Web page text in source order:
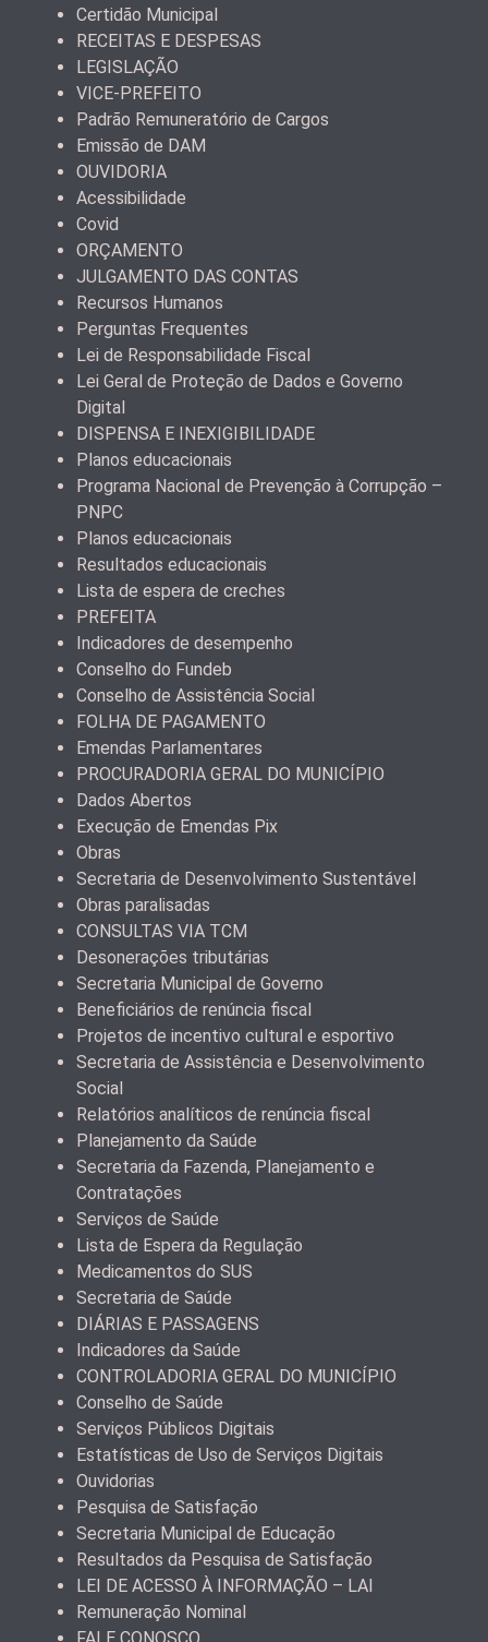
Certidão Municipal
RECEITAS E DESPESAS
LEGISLAÇÃO
VICE-PREFEITO
Padrão Remuneratório de Cargos
Emissão de DAM
OUVIDORIA
Acessibilidade
Covid
ORÇAMENTO
JULGAMENTO DAS CONTAS
Recursos Humanos
Perguntas Frequentes
Lei de Responsabilidade Fiscal
Lei Geral de Proteção de Dados e Governo
Digital
DISPENSA E INEXIGIBILIDADE
Planos educacionais
Programa Nacional de Prevenção à Corrupção –
PNPC
Planos educacionais
Resultados educacionais
Lista de espera de creches
PREFEITA
Indicadores de desempenho
Conselho do Fundeb
Conselho de Assistência Social
FOLHA DE PAGAMENTO
Emendas Parlamentares
PROCURADORIA GERAL DO MUNICÍPIO
Dados Abertos
Execução de Emendas Pix
Obras
Secretaria de Desenvolvimento Sustentável
Obras paralisadas
CONSULTAS VIA TCM
Desonerações tributárias
Secretaria Municipal de Governo
Beneficiários de renúncia fiscal
Projetos de incentivo cultural e esportivo
Secretaria de Assistência e Desenvolvimento
Social
Relatórios analíticos de renúncia fiscal
Planejamento da Saúde
Secretaria da Fazenda, Planejamento e
Contratações
Serviços de Saúde
Lista de Espera da Regulação
Medicamentos do SUS
Secretaria de Saúde
DIÁRIAS E PASSAGENS
Indicadores da Saúde
CONTROLADORIA GERAL DO MUNICÍPIO
Conselho de Saúde
Serviços Públicos Digitais
Estatísticas de Uso de Serviços Digitais
Ouvidorias
Pesquisa de Satisfação
Secretaria Municipal de Educação
Resultados da Pesquisa de Satisfação
LEI DE ACESSO À INFORMAÇÃO – LAI
Remuneração Nominal